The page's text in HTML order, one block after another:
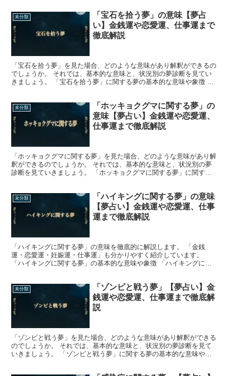
未分類
「宝石を拾う夢」の意味【夢占
い】金銭運や恋愛運、仕事運まで
徹底解説
「宝石を拾う夢」を見た場合、どのような意味があり解釈ができるの
でしょうか。 それでは、基本的な意味と、状況別の夢診断を見てい
きましょう。 「宝石を拾う夢」に関する夢の基本的な意味や象徴 夢
未分類
「ホッキョクグマに関する夢」の
意味【夢占い】金銭運や恋愛運、
仕事運まで徹底解説
「ホッキョクグマに関する夢」を見た場合、どのような意味があり解
釈ができるのでしょうか。 それでは、基本的な意味と、状況別の夢
診断を見ていきましょう。 「ホッキョクグマに関する夢」に関する
未分類
「ハイキングに関する夢」の意味
【夢占い】金銭運や恋愛運、仕事
運まで徹底解説
「ハイキングに関する夢」の意味を徹底的に解説します。 「金銭
運・恋愛運・妊娠運・仕事運」も分かりやすく紹介しています。
「ハイキングに関する夢」の基本的な意味や象徴 「ハイキングに関
未分類
「ゾンビと戦う夢」【夢占い】金
銭運や恋愛運、仕事運まで徹底解
説
「ゾンビと戦う夢」を見た場合、どのような意味があり解釈ができる
のでしょうか。 それでは、基本的な意味と、状況別の夢診断を見て
いきましょう。 「ゾンビと戦う夢」に関する夢の基本的な意味や象